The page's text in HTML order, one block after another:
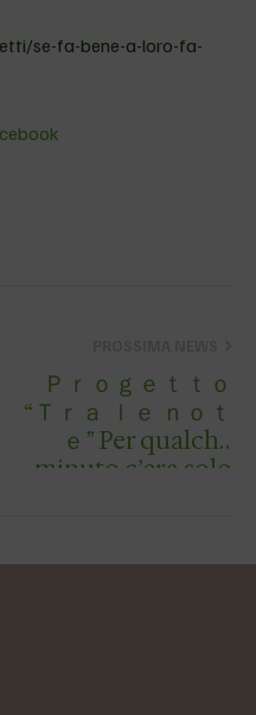
se-fa-bene-a-loro-fa-
Ｐｒｏｇｅｔｔｏ
“Ｔｒａ ｌｅ ｎｏｔ
ｅ” Per qualche
minuto c’era solo